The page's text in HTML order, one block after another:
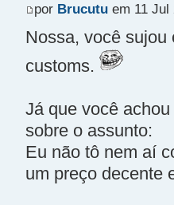
por Brucutuem 11 Jul
Nossa, você sujou
customs.
Já que você
sobre o assunto:
Eu não tô nem aí
um preço decente